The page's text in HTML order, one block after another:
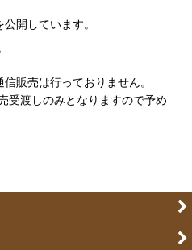
開しています。
販売は行っておりません。
受渡しのみとなりますので予め